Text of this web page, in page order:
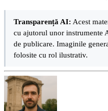
Transparență AI: Acest
cu ajutorul unor instrumente
de publicare. Imaginile
folosite cu rol ilustrativ.